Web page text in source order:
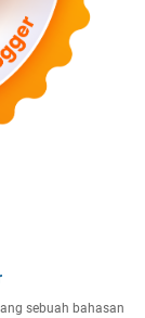
sebuah bahasan